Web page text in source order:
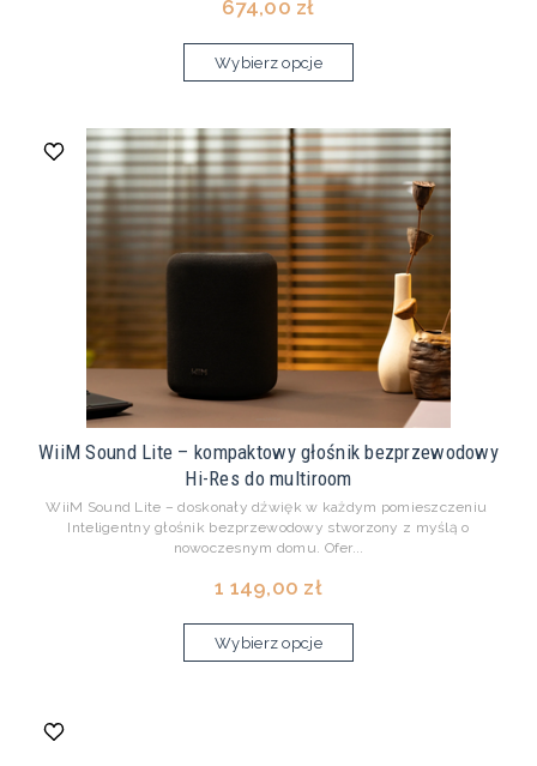
674,00 zł
Wybierz opcje
WiiM Sound Lite – kompaktowy głośnik bezprzewodowy
Hi-Res do multiroom
WiiM Sound Lite – doskonały dźwięk w każdym pomieszczeniu
Inteligentny głośnik bezprzewodowy stworzony z myślą o
nowoczesnym domu. Ofer...
1 149,00 zł
Wybierz opcje